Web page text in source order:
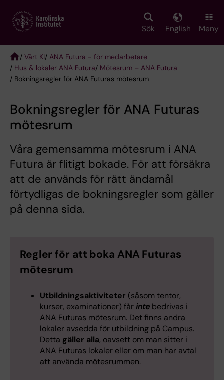
main
Sök English Meny
Breadcrumb
/ Vårt KI/ ANA Futura - för medarbetare
/ Hus & lokaler ANA Futura/ Mötesrum – ANA Futura
/ Bokningsregler för ANA Futuras mötesrum
Bokningsregler för ANA Futuras
mötesrum
Våra gemensamma mötesrum i ANA
Futura är flitigt bokade. För att försäkra
att de används för rätt ändamål
förtydligas de bokningsregler som gäller
på denna sida.
Regler för att boka ANA Futuras
mötesrum
Utbildningsaktiviteter (såsom tentor,
kurser, examinationer) fårinte bedrivas i
ANA Futuras mötesrum. Det finns andra
lokaler avsedda för utbildning på Campus.
Detta gäller alla, oavsett om man sitter i
ANA Futuras lokaler eller om man har avtal
att använda mötesrummen.